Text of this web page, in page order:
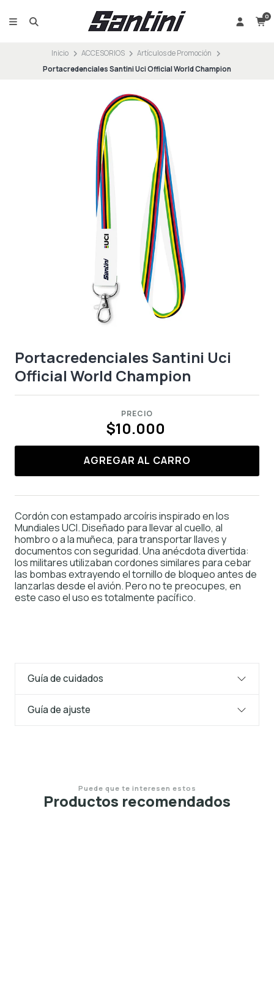
0
Inicio ACCESORIOS
Artículos de Promoción
Portacredenciales Santini Uci Official World Champion
Portacredenciales Santini Uci
Official World Champion
PRECIO
$10.000
AGREGAR AL CARRO
Cordón con estampado arcoíris inspirado en los
Mundiales UCI. Diseñado para llevar al cuello, al
hombro o a la muñeca, para transportar llaves y
documentos con seguridad. Una anécdota divertida:
los militares utilizaban cordones similares para cebar
las bombas extrayendo el tornillo de bloqueo antes de
lanzarlas desde el avión. Pero no te preocupes, en
este caso el uso es totalmente pacífico.
Guía de cuidados
Guía de ajuste
Puede que te interesen estos
Productos recomendados